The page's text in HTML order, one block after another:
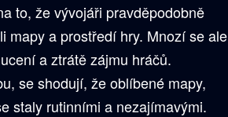
to, že vývojáři pravděpodobně
mapy a prostředí hry. Mnozí se ale
a ztrátě zájmu hráčů.
se shodují, že oblíbené mapy,
staly rutinními a nezajímavými.